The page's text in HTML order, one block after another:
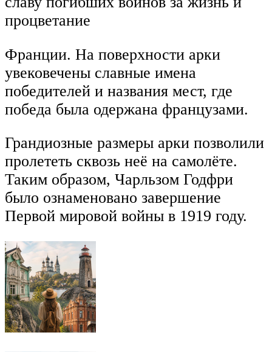
процветание
Франции. На поверхности арки
увековечены славные имена
победителей и названия мест, где
победа была одержана французами.
Грандиозные размеры арки позволили
пролететь сквозь неё на самолёте.
Таким образом, Чарльзом Годфри
было ознаменовано завершение
Первой мировой войны в 1919 году.